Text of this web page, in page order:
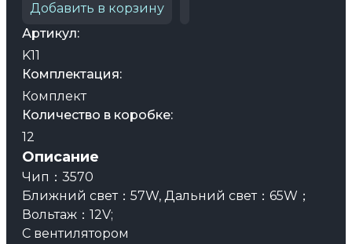
Добавить в корзину
Артикул:
K11
Комплектация:
Комплект
Количество в коробке:
12
Описание
Чип：3570
Ближний свет：57W, Дальний свет：65W；
Вольтаж：12V;
С вентилятором